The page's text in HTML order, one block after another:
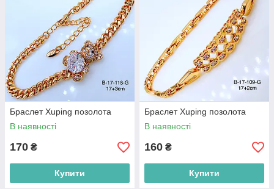
Браслет Xuping позолота
В наявності
170 ₴
Купити
Браслет Xuping позолота
В наявності
160 ₴
Купити